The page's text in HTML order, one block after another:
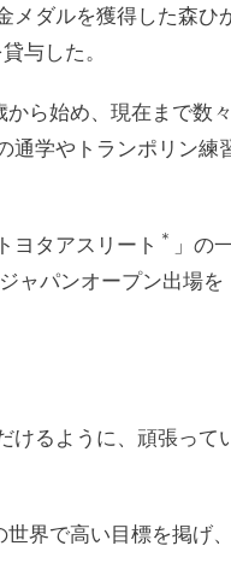
メダルを獲得した森ひ
与した。
ら始め、現在まで数
通学やトランポリン練
ヨタアスリート ＊
」の
ャパンオープン出場を
けるように、頑張って
世界で高い目標を掲げ